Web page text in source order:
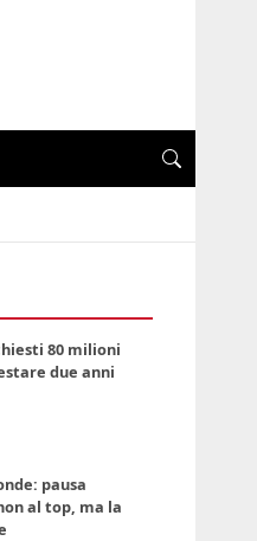
80 milioni
due anni
pausa
al top, ma la